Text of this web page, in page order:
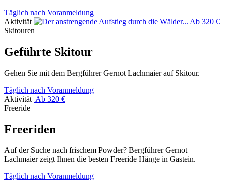
Täglich nach Voranmeldung
Aktivität
Ab 320 €
Skitouren
Geführte Skitour
Gehen Sie mit dem Bergführer Gernot Lachmaier auf Skitour.
Täglich nach Voranmeldung
Aktivität Ab 320 €
Freeride
Freeriden
Auf der Suche nach frischem Powder? Bergführer Gernot
Lachmaier zeigt Ihnen die besten Freeride Hänge in Gastein.
Täglich nach Voranmeldung